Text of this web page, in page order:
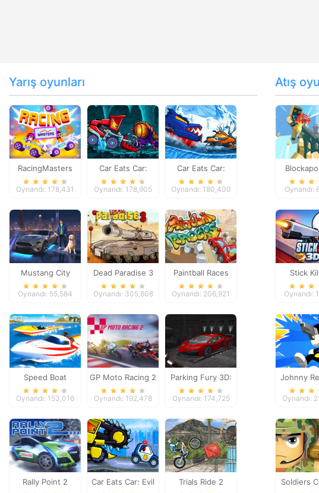
Yarış oyunları
RacingMasters
Oynandı: 178,431
Car Eats Car:
Dungeon
Oynandı: 178,905
Car Eats Car:
Winter Adventure
Oynandı: 180,400
Mustang City
Driver
Oynandı: 55,584
Dead Paradise 3
Oynandı: 305,808
Paintball Races
Oynandı: 206,921
Speed Boat
Extreme Racing
Oynandı: 153,016
GP Moto Racing 2
Oynandı: 192,478
Parking Fury 3D:
Night Thief
Oynandı: 174,725
Rally Point 2
Car Eats Car: Evil
Trials Ride 2
Atış
Zombie
Oynandı:
Stick
Oynandı:
Johnny
Oynandı:
Soldiers